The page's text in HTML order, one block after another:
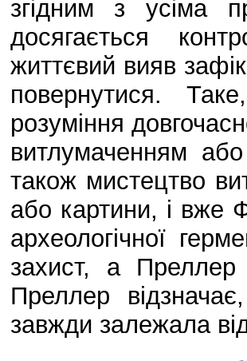
згідним з усіма
досягається
життєвий вияв
повернутися.
розуміння
витлумаченням
також мистецтво
або картини, і вже
археологічної
захист, а
Преллер
завжди залежала